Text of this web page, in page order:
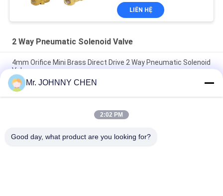
LIÊN HỆ
2 Way Pneumatic Solenoid Valve
4mm Orifice Mini Brass Direct Drive 2 Way Pneumatic Solenoid
Valve
16~50mm Orifice 2/2 Brass Pneumatic Solenoid Valve
G1/2"~G2" With Viton Seal
High Temperature 1.5MPa 2 Way Pneumatic Solenoid Valve
Mr. JOHNNY CHEN
2:02 PM
Good day, what product are you looking for?